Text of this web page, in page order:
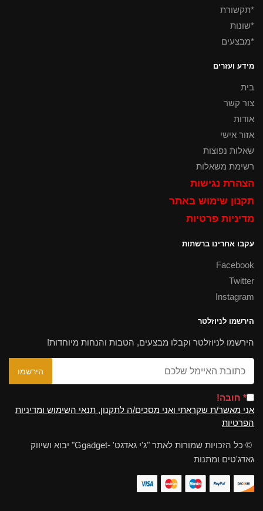
*תקשורת
*שונות
*מבצעים
מידע ועזרים
בית
צור קשר
אודות
אזור אישי
שאלות נפוצות
רשימת משאלות
הצהרת נגישות
תקנון שימוש באתר
מדיניות פרטיות
עקבו אחרינו ברשתות
Facebook
Twitter
Instagram
הירשמו לניוזלטר
הירשמו לניוזלטר וקבלו מבצעים, הטבות והנחות מיוחדות!
* חובה!
אני מאשר/ת שקראתי ואני מסכים/ה לתקנון, תנאי השימוש ומדיניות
הפרטיות
© כל הזכויות שמורות לאתר "ג'י גאדגט' -Ggadget" יבוא ושיווק
גאדג'טים ומתנות